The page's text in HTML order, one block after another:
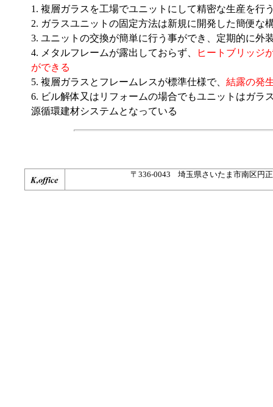
1. 複層ガラスを工場でユニットにして精密な生産を行
2. ガラスユニットの固定方法は新規に開発した簡便
3. ユニットの交換が簡単に行う事ができ、定期的に外
4. メタルフレームが露出しておらず、
ヒートブリッジ
ができる
5. 複層ガラスとフレームレスが標準仕様で、 結露の発
6. ビル解体又はリフォームの場合でもユニットはガラ
源循環建材システムとなっている
〒336-0043 埼玉県さいたま市南区円